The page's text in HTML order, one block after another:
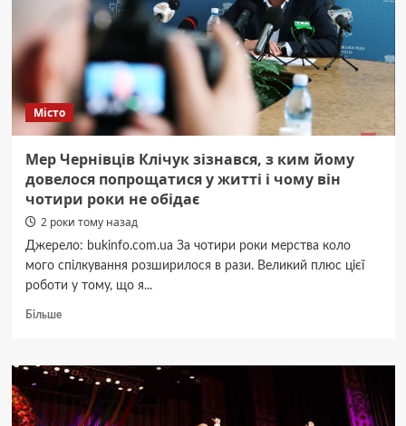
водоканалу
Місто
Мер Чернівців Клічук зізнався, з ким йому
довелося попрощатися у житті і чому він
чотири роки не обідає
2 роки тому назад
Джерело: bukinfo.com.ua За чотири роки мерства коло
мого спілкування розширилося в рази. Великий плюс цієї
роботи у тому, що я...
БільшеДокладніше
Чернівців
Клічук
зізнався,